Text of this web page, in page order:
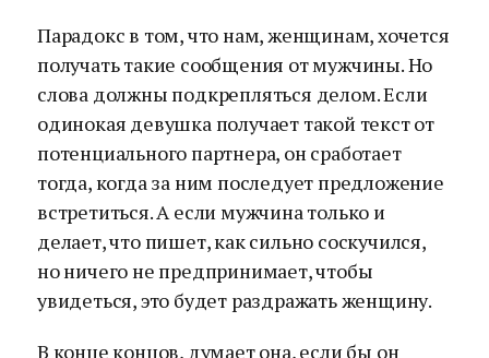
Парадокс в том, что нам, женщинам, хочется
получать такие сообщения от мужчины. Но
слова должны подкрепляться делом. Если
одинокая девушка получает такой текст от
потенциального партнера, он сработает
тогда, когда за ним последует предложение
встретиться. А если мужчина только и
делает, что пишет, как сильно соскучился,
но ничего не предпринимает, чтобы
увидеться, это будет раздражать женщину.
В конце концов, думает она, если бы он